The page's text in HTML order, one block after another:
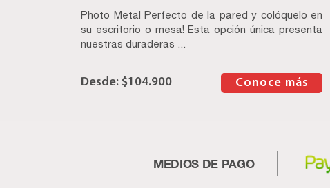
Photo Metal Perfecto de la pared y colóquelo en
su escritorio o mesa! Esta opción única presenta
nuestras duraderas ...
$104.900 Conoce más
MEDIOS DE PAGO